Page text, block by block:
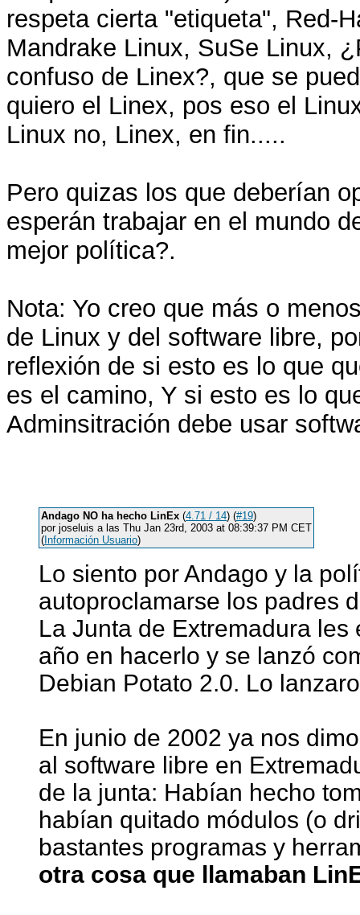
respeta cierta "etiqueta", Red-
Mandrake Linux, SuSe Linux,
confuso de Linex?, que se
quiero el Linex, pos eso el
Linux no, Linex, en fin.....
Pero quizas los que deberían
esperán trabajar en el mundo
mejor política?.
Nota: Yo creo que más o
de Linux y del software libre,
reflexión de si esto es lo que
es el camino, Y si esto es lo
Adminsitración debe usar
Andago NO ha hecho LinEx (4.71 / 14) (#19)
por joseluis a las Thu Jan 23rd, 2003 at 08:39:37 PM CET
( Información Usuario)
Lo siento por Andago y la
autoproclamarse los padres
La Junta de Extremadura
año en hacerlo y se lanzó
Debian Potato 2.0. Lo
En junio de 2002 ya nos
al software libre en
de la junta: Habían hecho
habían quitado módulos (o
bastantes programas y
otra cosa que llamaban